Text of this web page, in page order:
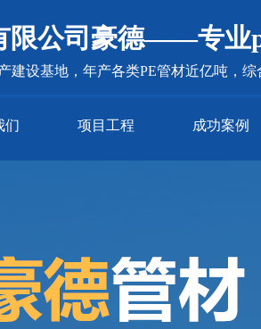
限公司豪德——专业
建设基地，年产各类PE管材近亿吨，综
们 项目工程 成功案例